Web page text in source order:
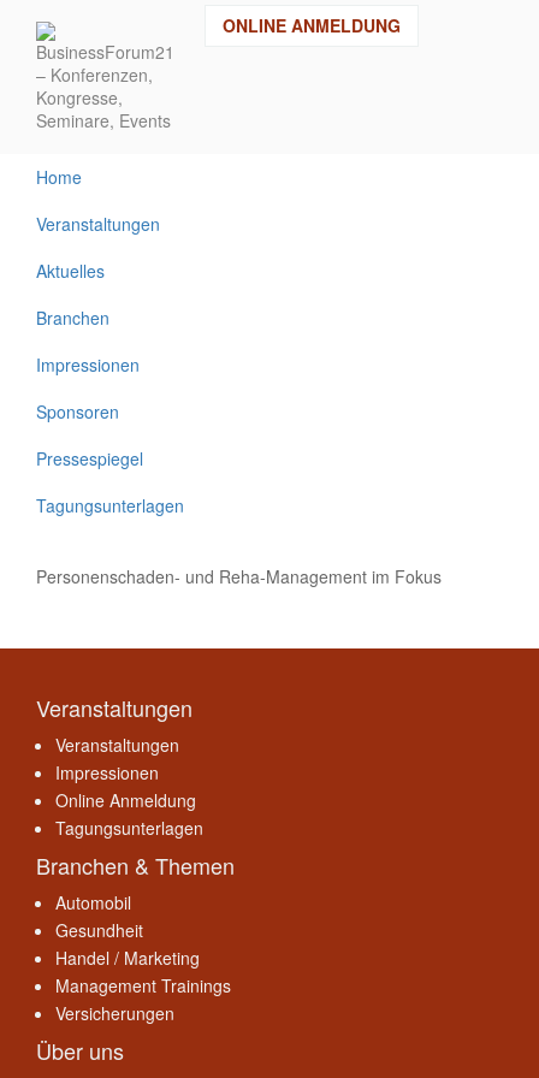
Inhalt
ONLINE ANMELDUNG
Home
Veranstaltungen
Aktuelles
Branchen
Impressionen
Sponsoren
Pressespiegel
Tagungsunterlagen
Personenschaden- und Reha-Management im Fokus
Veranstaltungen
Veranstaltungen
Impressionen
Online Anmeldung
Tagungsunterlagen
Branchen & Themen
Automobil
Gesundheit
Handel / Marketing
Management Trainings
Versicherungen
Über uns